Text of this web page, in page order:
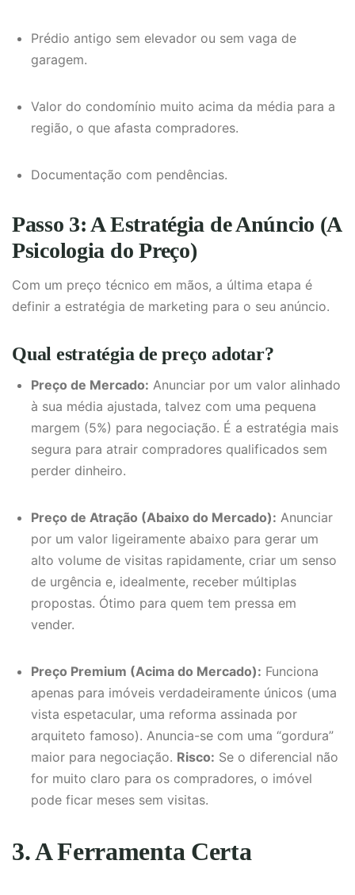
Prédio antigo sem elevador ou sem vaga de
garagem.
Valor do condomínio muito acima da média para a
região, o que afasta compradores.
Documentação com pendências.
Passo 3: A Estratégia de Anúncio (A
Psicologia do Preço)
Com um preço técnico em mãos, a última etapa é
definir a estratégia de marketing para o seu anúncio.
Qual estratégia de preço adotar?
Preço de Mercado: Anunciar por um valor alinhado
à sua média ajustada, talvez com uma pequena
margem (5%) para negociação. É a estratégia mais
segura para atrair compradores qualificados sem
perder dinheiro.
Preço de Atração (Abaixo do Mercado): Anunciar
por um valor ligeiramente abaixo para gerar um
alto volume de visitas rapidamente, criar um senso
de urgência e, idealmente, receber múltiplas
propostas. Ótimo para quem tem pressa em
vender.
Preço Premium (Acima do Mercado): Funciona
apenas para imóveis verdadeiramente únicos (uma
vista espetacular, uma reforma assinada por
arquiteto famoso). Anuncia-se com uma “gordura”
maior para negociação. Risco: Se o diferencial não
for muito claro para os compradores, o imóvel
pode ficar meses sem visitas.
3. A Ferramenta Certa